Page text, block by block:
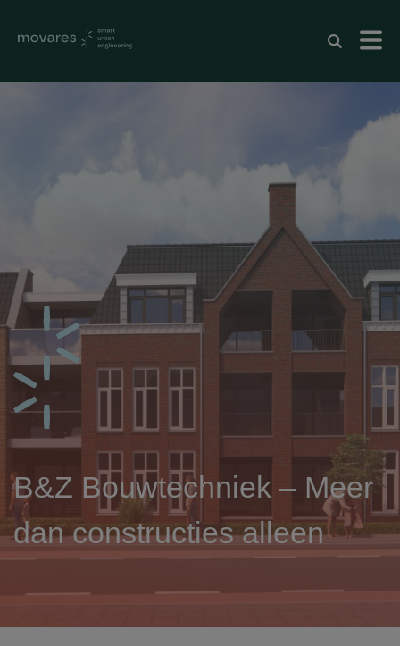
B&Z Bouwtechniek – Meer
dan constructies alleen